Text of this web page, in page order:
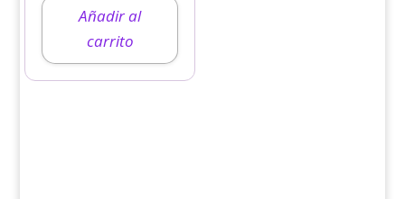
Añadir al
carrito